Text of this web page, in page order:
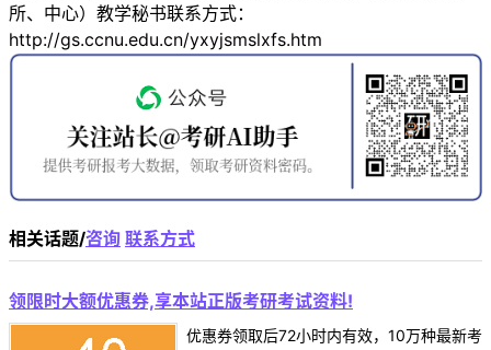
所、中心）教学秘书联系方式：
http://gs.ccnu.edu.cn/yxyjsmslxfs.htm
相关话题/咨询 联系方式
领限时大额优惠券,享本站正版考研考试资料!
优惠券领取后72小时内有效，10万种最新考